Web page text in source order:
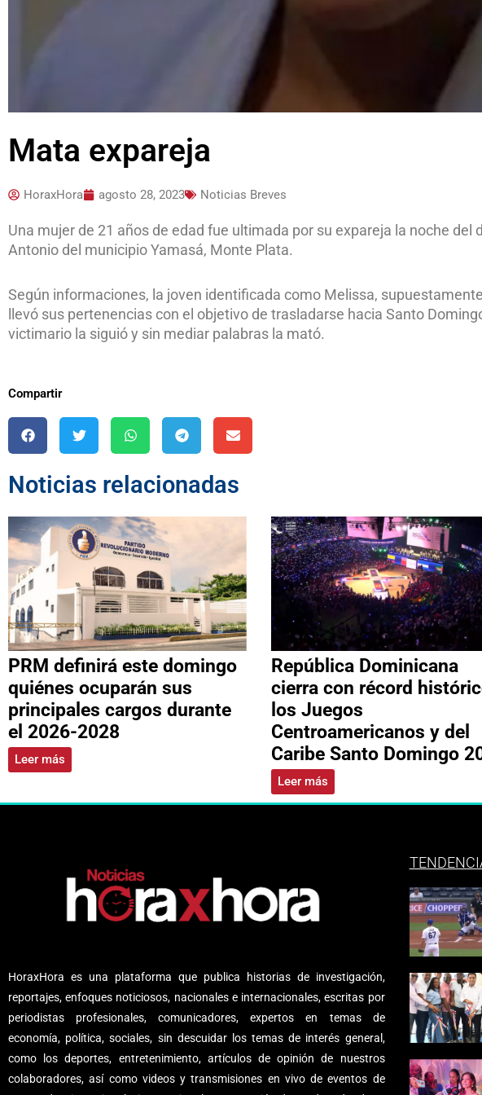
Mata expareja
HoraxHora agosto 28, 2023 Noticias Breves
Una mujer de 21 años de edad fue ultimada por su expareja la noche del
Antonio del municipio Yamasá, Monte Plata.
Según informaciones, la joven identificada como Melissa,
llevó sus pertenencias con el objetivo de trasladarse hacia Santo
victimario la siguió y sin mediar palabras la mató.
Compartir
Noticias relacionadas
PRM definirá este domingo
quiénes ocuparán sus
principales cargos durante
el 2026-2028
Leer más
República Dominicana
cierra con récord
los Juegos
Centroamericanos y del
Caribe Santo Domingo
Leer más
HoraxHora es una plataforma que publica historias de investigación,
reportajes, enfoques noticiosos, nacionales e internacionales, escritas por
periodistas profesionales, comunicadores, expertos en temas de
economía, política, sociales, sin descuidar los temas de interés general,
como los deportes, entretenimiento, artículos de opinión de nuestros
colaboradores, así como videos y transmisiones en vivo de eventos de